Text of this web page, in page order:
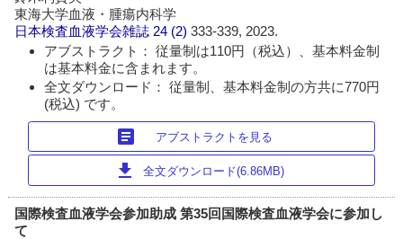
東海大学血液・腫瘍内科学
日本検査血液学会雑誌 24 (2)333-339, 2023.
アブストラクト： 従量制は110円（税込）、基本料金制
は基本料金に含まれます。
全文ダウンロード： 従量制、基本料金制の方共に770円
(税込) です。
article アブストラクトを見る
download 全文ダウンロード(6.86MB)
国際検査血液学会参加助成 第35回国際検査血液学会に参加し
て